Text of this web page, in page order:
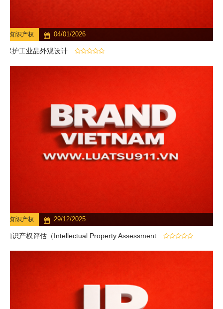
知识产权 04/01/2026
保护工业品外观设计
知识产权 29/12/2025
知识产权评估（Intellectual Property Assessment